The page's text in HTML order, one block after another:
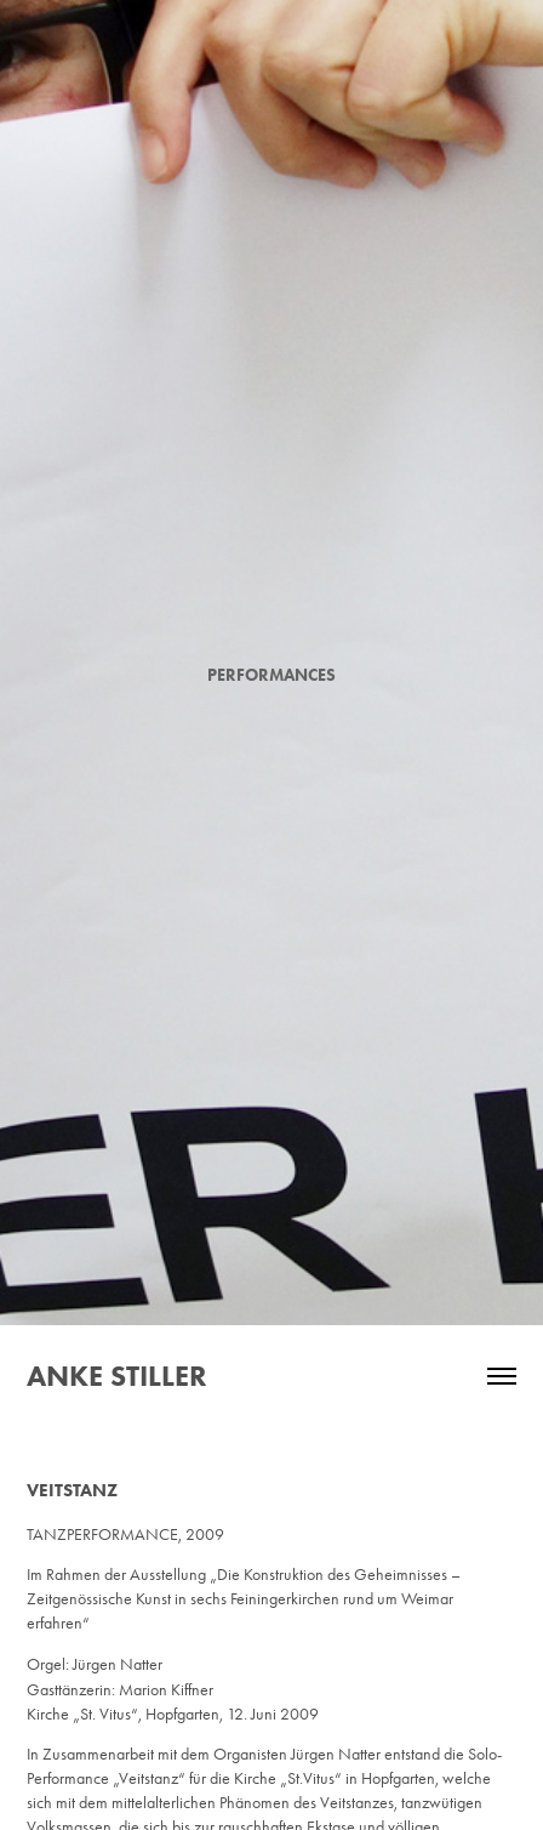
PERFORMANCES
ANKE STILLER
VEITSTANZ
TANZPERFORMANCE, 2009
Im Rahmen der Ausstellung „Die Konstruktion des Geheimnisses –
Zeitgenössische Kunst in sechs Feiningerkirchen rund um Weimar
erfahren“
Orgel: Jürgen Natter
Gasttänzerin: Marion Kiffner
Kirche „St. Vitus“, Hopfgarten, 12. Juni 2009
In Zusammenarbeit mit dem Organisten Jürgen Natter entstand die Solo-
Performance „Veitstanz“ für die Kirche „St.Vitus“ in Hopfgarten, welche
sich mit dem mittelalterlichen Phänomen des Veitstanzes, tanzwütigen